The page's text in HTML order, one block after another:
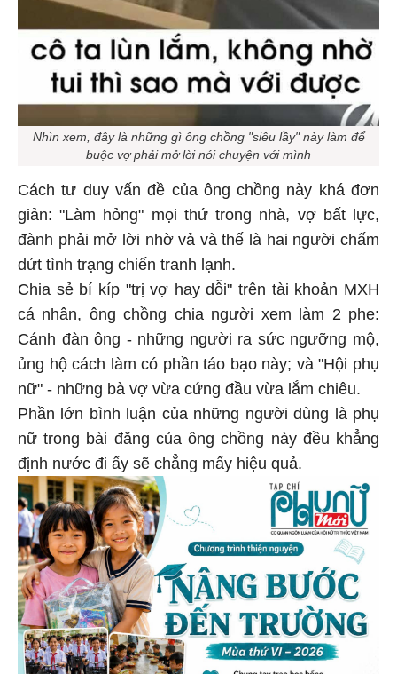
Nhìn xem, đây là những gì ông chồng "siêu lầy" này làm để
buộc vợ phải mở lời nói chuyện với mình
Cách tư duy vấn đề của ông chồng này khá đơn
giản: "Làm hỏng" mọi thứ trong nhà, vợ bất lực,
đành phải mở lời nhờ vả và thế là hai người chấm
dứt tình trạng chiến tranh lạnh.
Chia sẻ bí kíp "trị vợ hay dỗi" trên tài khoản MXH
cá nhân, ông chồng chia người xem làm 2 phe:
Cánh đàn ông - những người ra sức ngưỡng mộ,
ủng hộ cách làm có phần táo bạo này; và "Hội phụ
nữ" - những bà vợ vừa cứng đầu vừa lắm chiêu.
Phần lớn bình luận của những người dùng là phụ
nữ trong bài đăng của ông chồng này đều khẳng
định nước đi ấy sẽ chẳng mấy hiệu quả.